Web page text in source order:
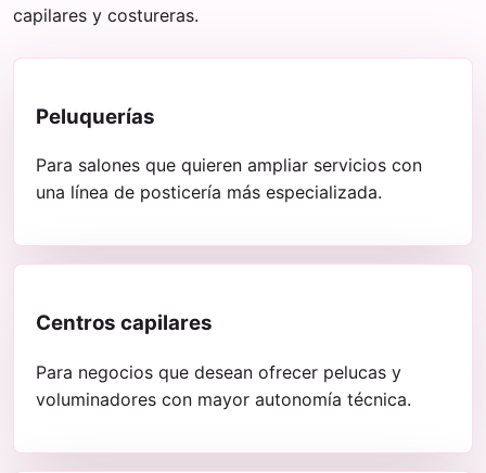
capilares y costureras.
Peluquerías
Para salones que quieren ampliar servicios con
una línea de posticería más especializada.
Centros capilares
Para negocios que desean ofrecer pelucas y
voluminadores con mayor autonomía técnica.